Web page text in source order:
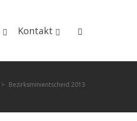
Kontakt
> Bezirksminientscheid 2013